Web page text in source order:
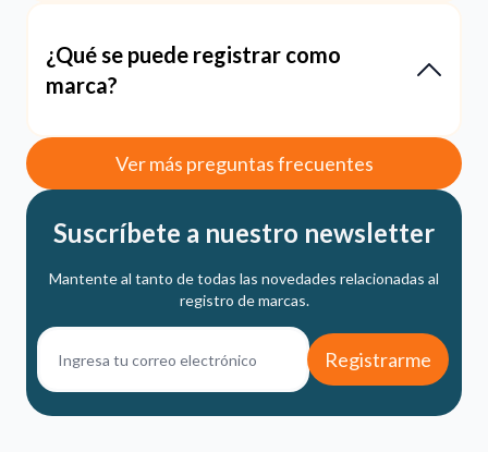
¿Qué se puede registrar como
marca?
Ver más preguntas frecuentes
Suscríbete a nuestro newsletter
Mantente al tanto de todas las novedades relacionadas al
registro de marcas.
Registrarme